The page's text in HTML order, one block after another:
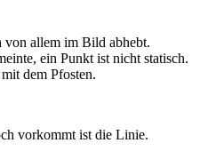
allem im Bild abhebt.
ein Punkt ist nicht statisch.
dem Pfosten.
vorkommt ist die Linie.